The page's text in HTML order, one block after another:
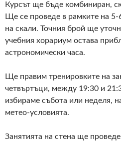
Курсът ще бъде комбиниран,
Ще се проведе в рамките на 5-
на скали. Точния брой ще
учебния хорариум остава
астрономически часа.
Ще правим тренировките на
четвъртъци, между 19:30 и
избираме събота или неделя,
метео-условията.
Занятията на стена ще